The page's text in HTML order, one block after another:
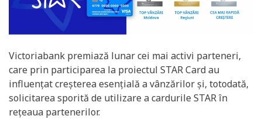
Victoriabank premiază lunar cei mai activi parteneri,
care prin participarea la proiectul STAR Card au
influențat creșterea esențială a vânzărilor și, totodată,
solicitarea sporită de utilizare a cardurile STAR în
rețeaua partenerilor.